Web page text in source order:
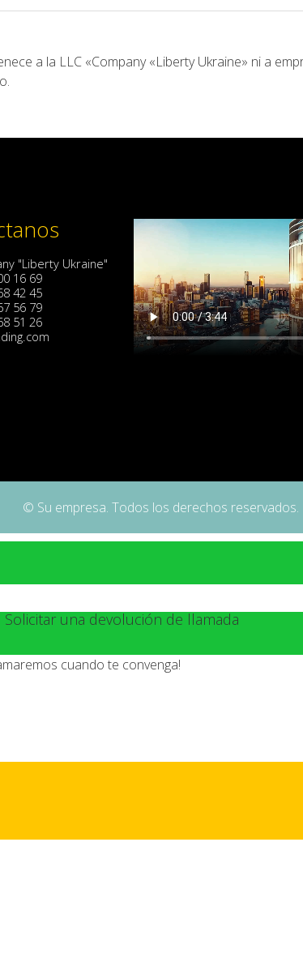
a la LLC «Company «Liberty Ukraine» ni a
"Liberty Ukraine"
16 69
42 45
56 79
51 26
© Su empresa. Todos los derechos reservados.
Solicitar una devolución de llamada
cuando te convenga!